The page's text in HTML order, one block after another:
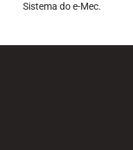
Sistema do e-Mec.